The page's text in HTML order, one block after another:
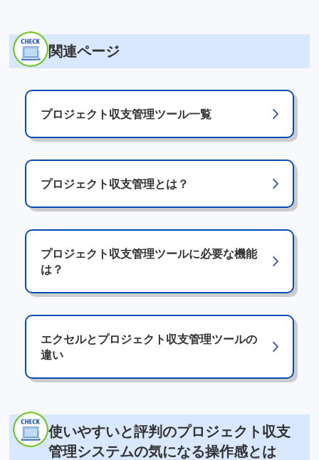
関連ページ
プロジェクト収支管理ツール一覧
プロジェクト収支管理とは？
プロジェクト収支管理ツールに必要な機能
は？
エクセルとプロジェクト収支管理ツールの
違い
使いやすいと評判のプロジェクト収支
管理システムの気になる操作感とは